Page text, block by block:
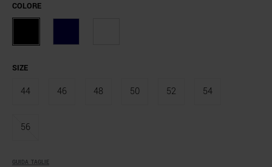
COLORE
SIZE
44 46 48 50 52 54
56
GUIDA TAGLIE